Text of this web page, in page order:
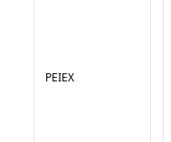
PEIEX